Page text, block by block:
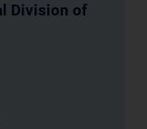
Division of